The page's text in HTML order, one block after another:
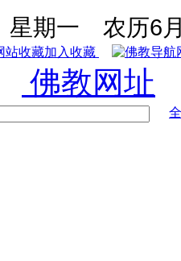
星期一 农历6
加入收藏
佛教网址